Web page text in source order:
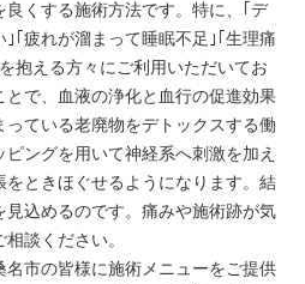
良くする施術方法です。特に、｢デ
｢疲れが溜まって睡眠不足｣｢生理痛
抱える方々にご利用いただいてお
とで、血液の浄化と血行の促進効果
ている老廃物をデトックスする働
ングを用いて神経系へ刺激を加え
ときほぐせるようになります。結
込めるのです。痛みや施術跡が気
談ください。
市の皆様に施術メニューをご提供